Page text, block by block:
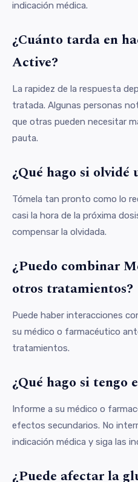
indicación médica.
¿Cuánto tarda en
Active?
La rapidez de la respuesta
tratada. Algunas personas
que otras pueden necesitar
pauta.
¿Qué hago si olvidé
Tómela tan pronto como lo
casi la hora de la próxima
compensar la olvidada.
¿Puedo combinar
otros tratamientos?
Puede haber interacciones
su médico o farmacéutico
tratamientos.
¿Qué hago si tengo
Informe a su médico o
efectos secundarios. No
indicación médica y siga las
¿Puede afectar la